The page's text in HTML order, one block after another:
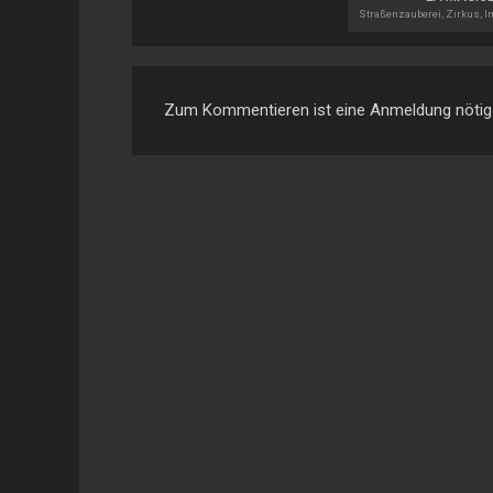
Zum Kommentieren ist eine Anmeldung nötig